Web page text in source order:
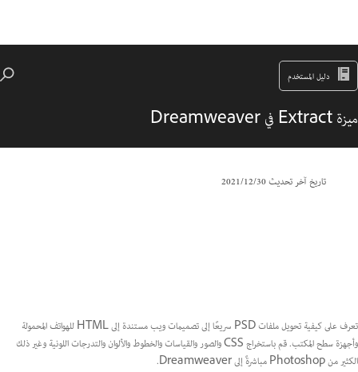
دليل المستخدم
ميزة Extract في Dreamweaver
تاريخ آخر تحديث30‏/12‏/2021
تعرف على كيفية تحويل ملفات PSD سريعًا إلى تصميمات ويب مستندة إلى HTML للهواتف المحمولة
وأجهزة سطح المكتب. قم باستخراج CSS والصور والقياسات والخطوط والألوان والتدرجات اللونية وغير ذلك
الكثير من Photoshop مباشرةً إلى Dreamweaver.